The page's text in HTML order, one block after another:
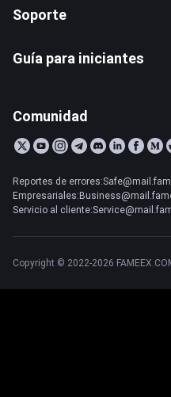
Soporte
Guía para iniciantes
Comunidad
Reportes de
Servicio al
Copyright © 2022-2026